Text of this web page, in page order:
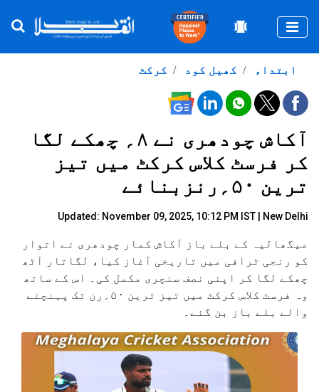
کرکٹ کھیل کود ابتداء
آکاش چودھری نے ۸؍ چھکے لگا
کر فرسٹ کلاس کرکٹ میں تیز
ترین ۵۰؍رنزبنائے
Updated: November 09, 2025, 10:12 PM IST | New Delhi
میگھالیہ کے بلے باز آکاش کمار چودھری نے اتوار
کو رنجی ٹرافی میں تاریخی آغاز کیا، لگاتار آٹھ
چھکے لگا کر اپنی نصف سنچری مکمل کی۔ اس کے ساتھ
وہ فرسٹ کلاس کرکٹ میں تیز ترین ۵۰؍رن تک پہنچنے
والے بلے باز بن گئے۔